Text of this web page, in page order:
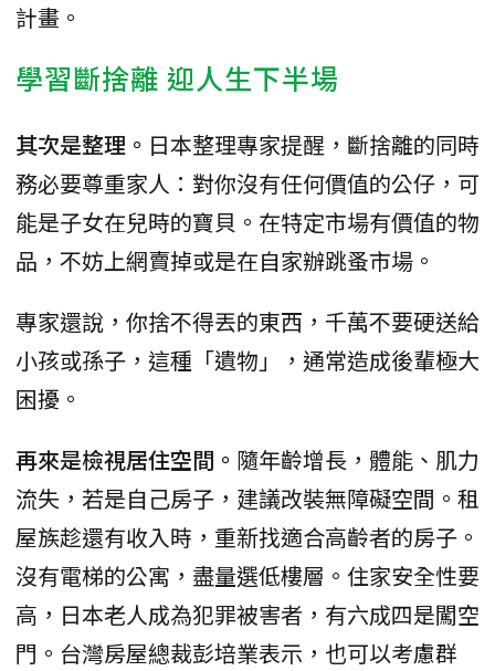
計畫。
學習斷捨離 迎人生下半場
其次是整理。 日本整理專家提醒，斷捨離的同時
務必要尊重家人：對你沒有任何價值的公仔，可
能是子女在兒時的寶貝。在特定市場有價值的物
品，不妨上網賣掉或是在自家辦跳蚤市場。
專家還說，你捨不得丟的東西，千萬不要硬送給
小孩或孫子，這種「遺物」，通常造成後輩極大
困擾。
再來是檢視居住空間。 隨年齡增長，體能、肌力
流失，若是自己房子，建議改裝無障礙空間。租
屋族趁還有收入時，重新找適合高齡者的房子。
沒有電梯的公寓，盡量選低樓層。住家安全性要
高，日本老人成為犯罪被害者，有六成四是闖空
門。台灣房屋總裁彭培業表示，也可以考慮群